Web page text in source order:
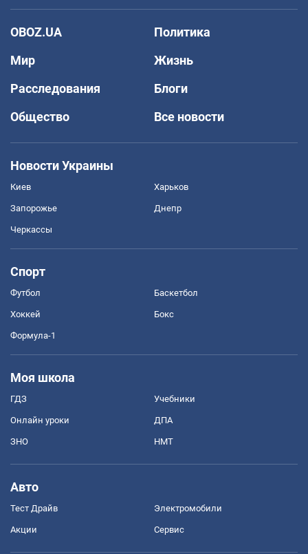
OBOZ.UA
Политика
Мир
Жизнь
Расследования
Блоги
Общество
Все новости
Новости Украины
Киев Харьков
Запорожье Днепр
Черкассы
Спорт
Футбол Баскетбол
Хоккей Бокс
Формула-1
Моя школа
ГДЗ Учебники
Онлайн уроки ДПА
ЗНО НМТ
Авто
Тест Драйв Электромобили
Акции Сервис